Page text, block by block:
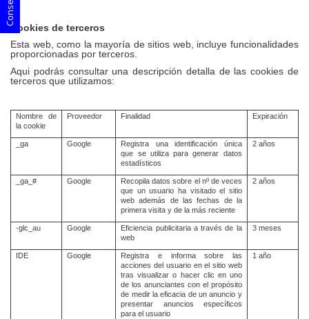
Cookies de terceros
Esta web, como la mayoría de sitios web, incluye funcionalidades
proporcionadas por terceros.
Aqui podrás consultar una descripción detalla de las cookies de
terceros que utilizamos:
Nombre de
la cookie
Proveedor Finalidad Expiración
_ga Google
Registra una identificación única
que se utiliza para generar datos
estadísticos
2 años
_ga_# Google
Recopila datos sobre el nº de veces
que un usuario ha visitado el sitio
web además de las fechas de la
primera visita y de la más reciente
2 años
-glc_au Google
Eficiencia publicitaria a través de la
web
3 meses
IDE Google
Registra e informa sobre las
acciones del usuario en el sitio web
tras visualizar o hacer clic en uno
de los anunciantes con el propósito
de medir la eficacia de un anuncio y
presentar anuncios específicos
para el usuario
1 año